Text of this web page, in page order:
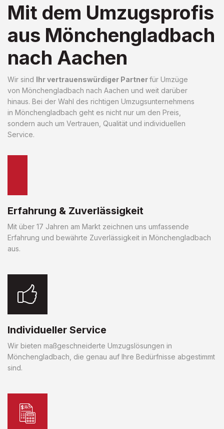
Mit dem Umzugsprofis
aus Mönchengladbach
nach Aachen
Wir sind Ihr vertrauenswürdiger Partnerfür Umzüge
von Mönchengladbach nach Aachen und weit darüber
hinaus. Bei der Wahl des richtigen Umzugsunternehmens
in Mönchengladbach geht es nicht nur um den Preis,
sondern auch um Vertrauen, Qualität und individuellen
Service.
Erfahrung & Zuverlässigkeit
Mit über 17 Jahren am Markt zeichnen uns umfassende
Erfahrung und bewährte Zuverlässigkeit in Mönchengladbach
aus.
Individueller Service
Wir bieten maßgeschneiderte Umzugslösungen in
Mönchengladbach, die genau auf Ihre Bedürfnisse abgestimmt
sind.